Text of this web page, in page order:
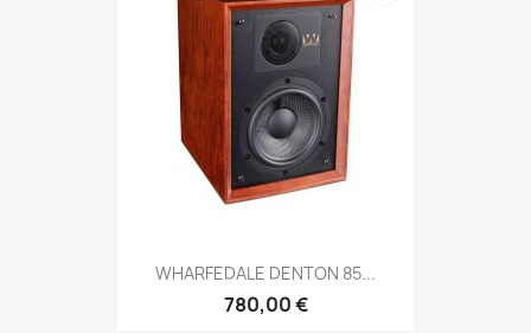
WHARFEDALE DENTON 85...
780,00 €